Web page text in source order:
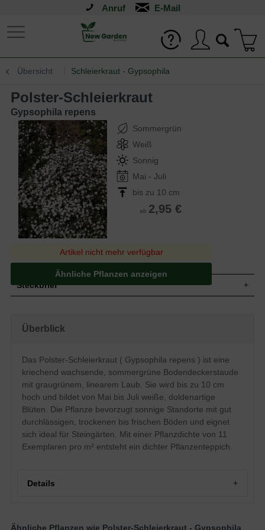
Anruf
Übersicht Schleierkraut - Gypsophila
Polster-Schleierkraut
Gypsophila repens
Sommergrün
Weiß
Sonnig
Mai - Juli
bis zu 10 cm
ab 2,95 €
Artikel nicht mehr verfügbar
Ähnliche Pflanzen anzeigen
Steckbrief
Wuchshöhe
Frucht
Steril, ohne Fruchtbildung
Blüte
Weiß, doldenartig, rundlich
Blütezeit
Mai bis Juli
Boden
Gut durchlässige, trockene bis frische
Untergründe
Standort
Sonnig
Pflanzen pro
m²
11
Eigenschaften
Juli in voller Pracht zeigen. An optimalen
Überblick
Das Polster-Schleierkraut ( Gypsophila repens ) ist eine
kriechend wachsende, sommergrüne Bodendeckerstaude
mit graugrünem, linearem Laub. Sie wird bis zu 10 cm
hoch und bildet von Mai bis Juli weiße, doldenartige
Blüten. Die Pflanze bevorzugt sonnige Standorte mit gut
durchlässigen, trockenen bis frischen Böden und eignet
sich ideal für Steingärten. Mit einer Pflanzdichte von 11
Exemplaren pro m² entsteht ein dichter Pflanzenteppich.
Details
Ähnliche Pflanzen wie Polster-Schleierkraut - Gypsophila